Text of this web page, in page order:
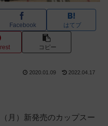
Facebook はてブ
コピー
2020.01.09 2022.04.17
月）新発売のカップスー